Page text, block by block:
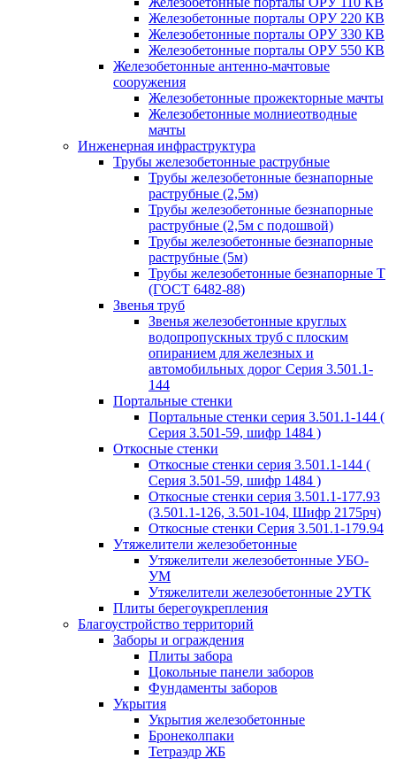
Железобетонные порталы ОРУ 220 КВ
Железобетонные порталы ОРУ 330 КВ
Железобетонные порталы ОРУ 550 КВ
Железобетонные антенно-мачтовые
сооружения
Железобетонные прожекторные мачты
Железобетонные молниеотводные
мачты
Инженерная инфраструктура
Трубы железобетонные раструбные
Трубы железобетонные безнапорные
раструбные (2,5м)
Трубы железобетонные безнапорные
раструбные (2,5м с подошвой)
Трубы железобетонные безнапорные
раструбные (5м)
Трубы железобетонные безнапорные Т
(ГОСТ 6482-88)
Звенья труб
Звенья железобетонные круглых
водопропускных труб с плоским
опиранием для железных и
автомобильных дорог Серия 3.501.1-
144
Портальные стенки
Портальные стенки серия 3.501.1-144 (
Серия 3.501-59, шифр 1484 )
Откосные стенки
Откосные стенки серия 3.501.1-144 (
Серия 3.501-59, шифр 1484 )
Откосные стенки серия 3.501.1-177.93
(3.501.1-126, 3.501-104, Шифр 2175рч)
Откосные стенки Серия 3.501.1-179.94
Утяжелители железобетонные
Утяжелители железобетонные УБО-
УМ
Утяжелители железобетонные 2УТК
Плиты берегоукрепления
Благоустройство территорий
Заборы и ограждения
Плиты забора
Цокольные панели заборов
Фундаменты заборов
Укрытия
Укрытия железобетонные
Бронеколпаки
Тетраэдр ЖБ